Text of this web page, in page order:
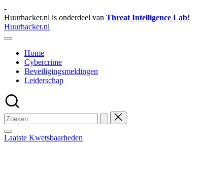
Ga
naar
de
inhoud
-
Huurhacker.nl is onderdeel van Threat Intelligence Lab!
Huurhacker.nl
Tips
WeetjesHome
Cybercrime
Beveiligingsmeldingen
Leiderschap
Laatste Kwetsbaarheden